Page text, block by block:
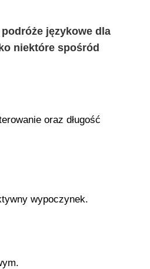
językowe dla
niektóre spośród
oraz długość
wypoczynek.